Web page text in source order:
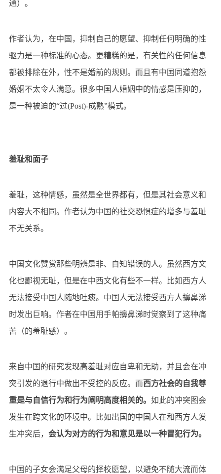
通）。
作者认为，在中国，抑制自己的愿望、抑制任何明确的性
驱力是一种标准的心态。更糟糕的是，有关性的任何信息
都被排除在外，性不是婚前的规则。而且有中国同道抱怨
婚姻不太令人满意。 很多中国人婚姻中的情感是压抑的，
是一种被迫的“过(Post)-成熟”模式。
羞耻和面子
羞耻，这种情感，虽然是全世界都有，但是其社会意义和
内容大不相同。作者认为中国的社交恐惧症的增多与羞耻
不无关系。
中国文化赞赏那些明辨是非、自知错误的人。虽然西方文
化也鄙视无耻，但是在中西文化有些不一样。比如西方人
无法接受中国人随地吐痰。中国人无法接受西方人擤鼻涕
时发出巨响。作者在中国用手帕擤鼻涕时觉察到了这种痛
苦 （的羞耻感）。
来自中国的研究发现高羞耻对应自卑和无助，并且会在冲
突引发的退行中做出不受控的反应。而西方社会的自我尊
重是与自信行为和行为阐明高度相关的。 如此的冲突图会
发生在跨文化的环境中。比如出国的中国人在和西方人发
生冲突后， 会认为对方的行为和意见是以一种冒犯行为。
中国的子女会满足父母的择校愿望，以避免不随大流而体